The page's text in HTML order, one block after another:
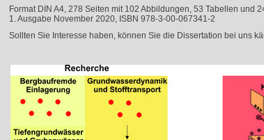
Format DIN A4, 278 Seiten mit 102 Abbildungen, 53 Tabellen und
1. Ausgabe November 2020, ISBN 978-3-00-067341-2
Sollten Sie Interesse haben, können Sie die Dissertation bei uns